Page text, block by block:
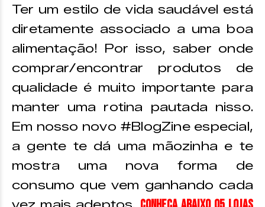
Ter um estilo de vida saudável está
diretamente associado a uma boa
alimentação! Por isso, saber onde
comprar/encontrar produtos de
qualidade é muito importante para
manter uma rotina pautada nisso.
Em nosso novo #BlogZine especial,
a gente te dá uma mãozinha e te
mostra uma nova forma de
consumo que vem ganhando cada